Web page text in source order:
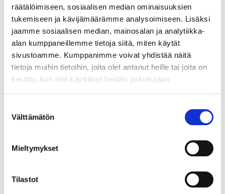
räätälöimiseen, sosiaalisen median ominaisuuksien
tukemiseen ja kävijämäärämme analysoimiseen. Lisäksi
jaamme sosiaalisen median, mainosalan ja analytiikka-
alan kumppaneillemme tietoja siitä, miten käytät
sivustoamme. Kumppanimme voivat yhdistää näitä
tietoja muihin tietoihin, joita olet antanut heille tai joita on
kerätty, kun olet käyttänyt heidän palvelujaan.
valinta
Välttämätön
Mieltymykset
Tilastot
agentti vaan paras orkestrointi